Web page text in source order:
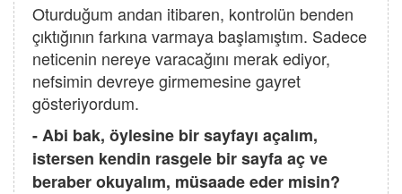
Oturduğum andan itibaren, kontrolün benden
çıktığının farkına varmaya başlamıştım. Sadece
neticenin nereye varacağını merak ediyor,
nefsimin devreye girmemesine gayret
gösteriyordum.
- Abi bak, öylesine bir sayfayı açalım,
istersen kendin rasgele bir sayfa aç ve
beraber okuyalım, müsaade eder misin?